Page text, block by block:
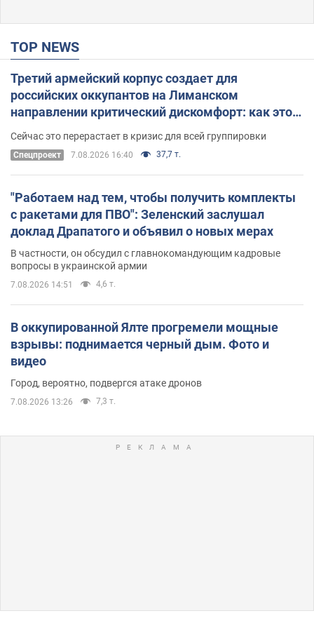
TOP NEWS
Третий армейский корпус создает для
российских оккупантов на Лиманском
направлении критический дискомфорт: как это
удалось
Сейчас это перерастает в кризис для всей группировки
Спецпроект 7.08.2026 16:40 37,7 т.
"Работаем над тем, чтобы получить комплекты
с ракетами для ПВО": Зеленский заслушал
доклад Драпатого и объявил о новых мерах
В частности, он обсудил с главнокомандующим кадровые
вопросы в украинской армии
7.08.2026 14:51 4,6 т.
В оккупированной Ялте прогремели мощные
взрывы: поднимается черный дым. Фото и
видео
Город, вероятно, подвергся атаке дронов
7.08.2026 13:26 7,3 т.